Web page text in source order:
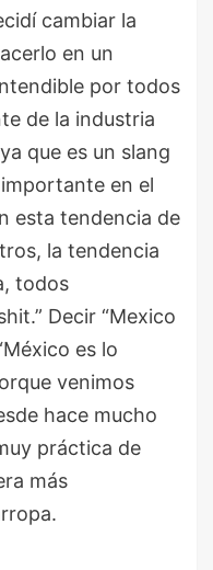
cambiar la
en un
por todos
de la industria
que es un slang
en el
esta tendencia de
la tendencia
todos
Decir “Mexico
es lo
venimos
hace mucho
práctica de
más